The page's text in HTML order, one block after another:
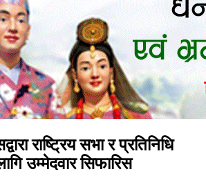
राष्ट्रिय सभा र प्रतिनिधि
उम्मेदवार सिफारिस